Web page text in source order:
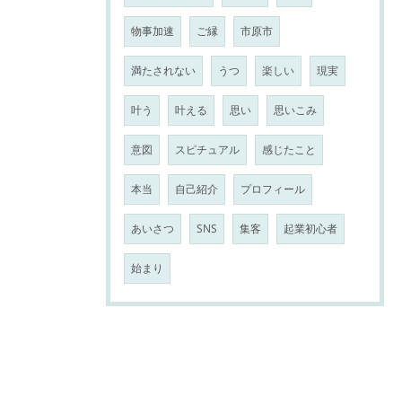
物事加速 ご縁 市原市
満たされない うつ 楽しい 現実
叶う 叶える 思い 思いこみ
意図 スピチュアル 感じたこと
本当 自己紹介 プロフィール
あいさつ SNS 集客 起業初心者
始まり